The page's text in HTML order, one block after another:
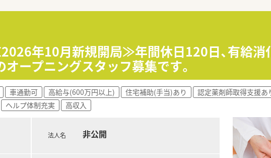
年10月新規開局≫年間休日120日、有給
ープニングスタッフ募集です。
車通勤可 高給与(600万円以上) 住宅補助(手当)あり 認定薬剤師取得支援あ
ヘルプ体制充実 高収入
法人名 非公開